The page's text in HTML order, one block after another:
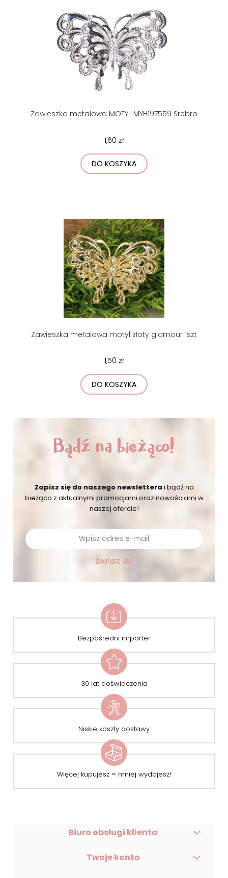
Zawieszka metalowa MOTYL MYH197559 Srebro
1,60 zł
DO KOSZYKA
Zawieszka metalowa motyl złoty glamour 1szt
1,50 zł
DO KOSZYKA
Bądź na bieżąco!
Zapisz się do naszego newslettera i bądź na
bieżąco z aktualnymi promocjami oraz nowościami w
naszej ofercie!
ZAPISZ SIĘ
Bezpośredni importer
30 lat doświaczenia
Niskie koszty dostawy
Więcej kupujesz = mniej wydajesz!
Biuro obsługi klienta
Twoje konto